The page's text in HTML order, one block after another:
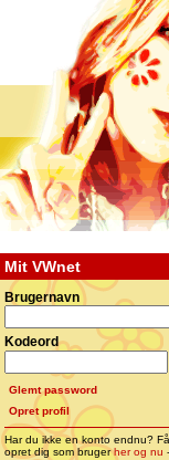
Mit VWnet
Brugernavn
Kodeord
Glemt password
Opret profil
Har du ikke en konto endnu?
opret dig som brugerher og nu